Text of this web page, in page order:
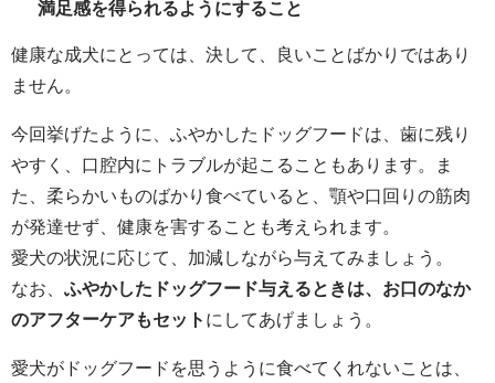
満足感を得られるようにすること
健康な成犬にとっては、決して、良いことばかりではあり
ません。
今回挙げたように、ふやかしたドッグフードは、歯に残り
やすく、口腔内にトラブルが起こることもあります。ま
た、柔らかいものばかり食べていると、顎や口回りの筋肉
が発達せず、健康を害することも考えられます。
愛犬の状況に応じて、加減しながら与えてみましょう。
なお、 ふやかしたドッグフード与えるときは、お口のなか
のアフターケアもセット にしてあげましょう。
愛犬がドッグフードを思うように食べてくれないことは、